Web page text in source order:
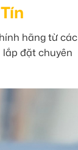
hãng từ các
đặt chuyên